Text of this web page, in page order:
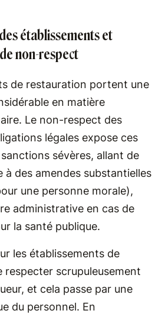
établissements et
non-respect
de restauration portent une
en matière
Le non-respect des
légales expose ces
sévères, allant de
à des amendes substantielles
une personne morale),
administrative en cas de
la santé publique.
les établissements de
respecter scrupuleusement
et cela passe par une
du personnel. En